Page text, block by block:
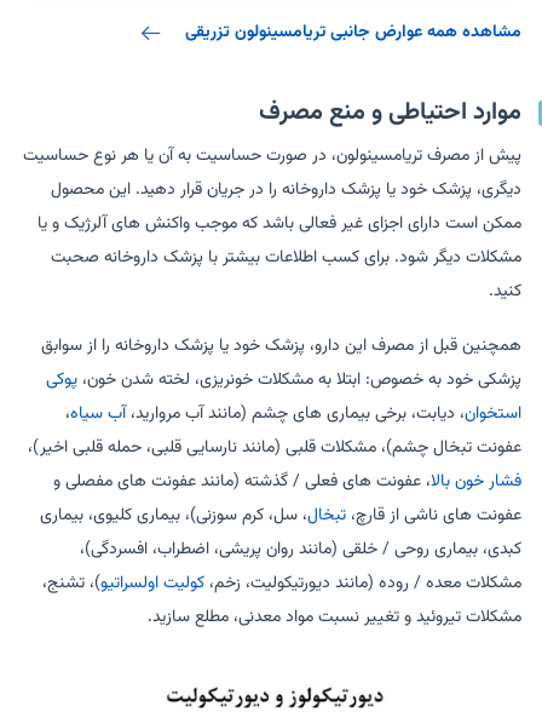
مشاهده همه عوارض جانبی تریامسینولون تزریقی
موارد احتیاطی و منع مصرف
پیش از مصرف تریامسینولون، در صورت حساسیت به آن یا هر نوع حساسیت
دیگری، پزشک خود یا پزشک داروخانه را در جریان قرار دهید. این محصول
ممکن است دارای اجزای غیر فعالی باشد که موجب واکنش های آلرژیک و یا
مشکلات دیگر شود. برای کسب اطلاعات بیشتر با پزشک داروخانه صحبت
کنید.
همچنین قبل از مصرف این دارو، پزشک خود یا پزشک داروخانه را از سوابق
پزشکی خود به خصوص: ابتلا به مشکلات خونریزی، لخته شدن خون،پوکی
استخوان، دیابت، برخی بیماری های چشم (مانند آب مروارید،آب سیاه،
عفونت تبخال چشم)، مشکلات قلبی (مانند نارسایی قلبی، حمله قلبی اخیر)،
فشار خون بالا، عفونت های فعلی / گذشته (مانند عفونت های مفصلی و
عفونت های ناشی از قارچ،تبخال، سل، کرم سوزنی)، بیماری کلیوی، بیماری
کبدی، بیماری روحی / خلقی (مانند روان پریشی، اضطراب، افسردگی)،
مشکلات معده / روده (مانند دیورتیکولیت، زخم،کولیت اولسراتیو)، تشنج،
مشکلات تیروئید و تغییر نسبت مواد معدنی، مطلع سازید.